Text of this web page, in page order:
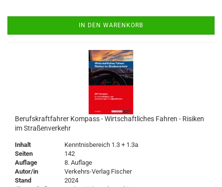
IN DEN WARENKORB
Berufskraftfahrer Kompass - Wirtschaftliches Fahren - Risiken
im Straßenverkehr
Inhalt
Kenntnisbereich 1.3 + 1.3a
Seiten
142
Auflage
8. Auflage
Autor/in
Verkehrs-Verlag Fischer
Stand
2024